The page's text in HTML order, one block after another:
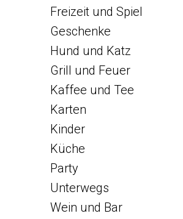
Freizeit und Spiel
Geschenke
Hund und Katz
Grill und Feuer
Kaffee und Tee
Karten
Kinder
Küche
Party
Unterwegs
Wein und Bar